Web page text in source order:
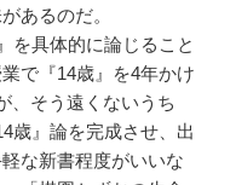
あるのだ。
を具体的に論じること
で『14歳』を4年かけ
、そう遠くないうち
歳』論を完成させ、出
な新書程度がいいな